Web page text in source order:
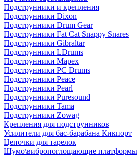
Подструнники и крепления
Подструнники Dixon
Подструнники Drum Gear
Подструнники Fat Cat Snappy Snares
Подструнники Gibraltar
Подструнники LDrums
Подструнники Mapex
Подструнники PC Drums
Подструнники Peace
Подструнники Pearl
Подструнники Puresound
Подструнники Tama
Подструнники Zowag
Крепления для подструнников
Усилители для бас-барабана Кикпорт
Цепочки для тарелок
Шумо\вибропоглощающие платформы